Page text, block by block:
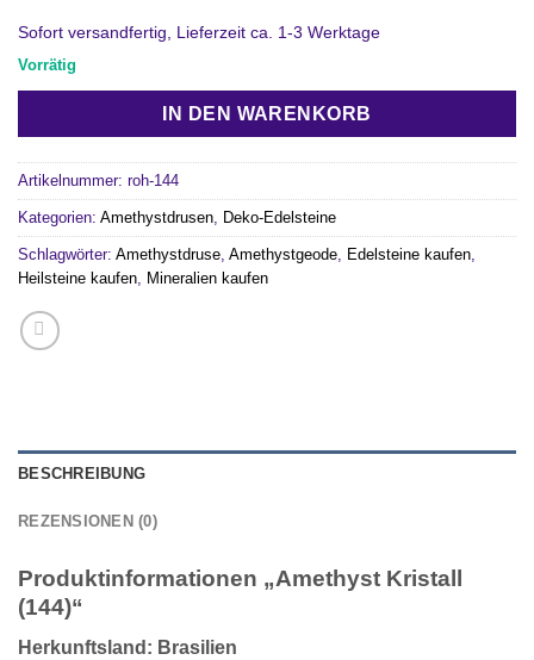
Sofort versandfertig, Lieferzeit ca. 1-3 Werktage
Vorrätig
IN DEN WARENKORB
Artikelnummer: roh-144
Kategorien: Amethystdrusen Deko-Edelsteine
Schlagwörter: Amethystdruse Amethystgeode Edelsteine kaufen
Heilsteine kaufen Mineralien kaufen
BESCHREIBUNG
REZENSIONEN (0)
Produktinformationen „Amethyst Kristall
(144)“
Herkunftsland: Brasilien